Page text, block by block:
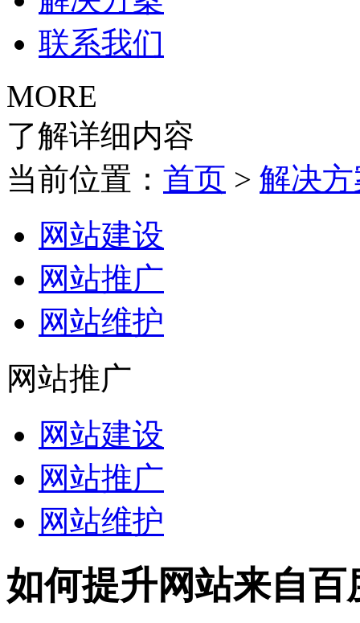
联系我们
MORE
了解详细内容
当前位置： 首页 > 解决
网站建设
网站推广
网站维护
网站推广
网站建设
网站推广
网站维护
如何提升网站来自百